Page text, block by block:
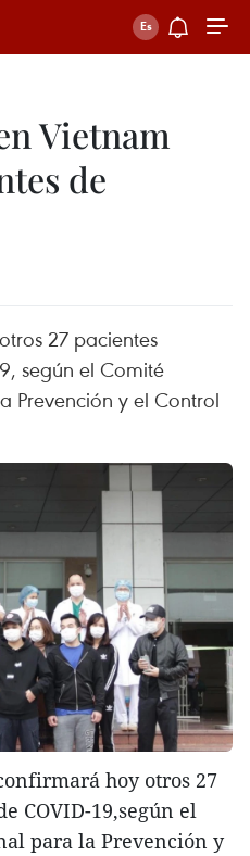
Vietnam
de
27 pacientes
según el Comité
Prevención y el Control
hoy otros 27
COVID-19,según el
para la Prevención y